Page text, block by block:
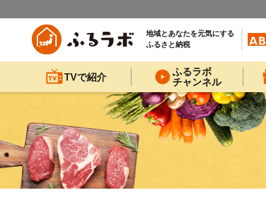
地域とあなたを元気にする
ふるさと納税
TVで紹介
ふるラボ
チャンネル